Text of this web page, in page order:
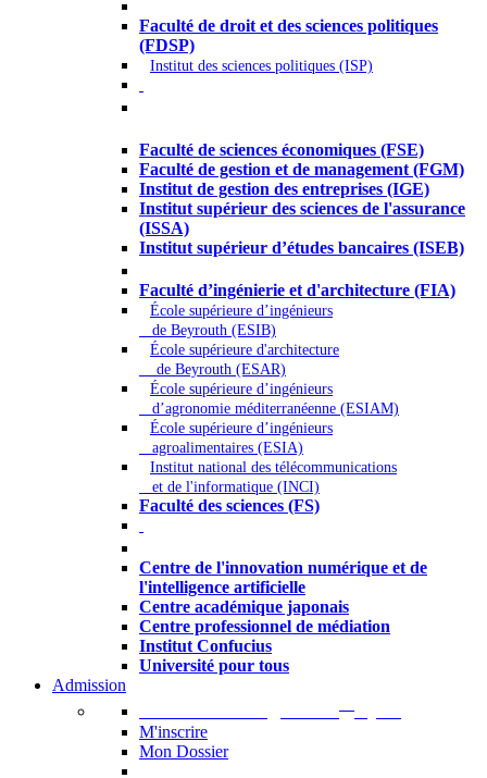
Faculté de droit et des sciences politiques
(FDSP)
Institut des sciences politiques (ISP)
Faculté de sciences économiques (FSE)
Faculté de gestion et de management (FGM)
Institut de gestion des entreprises (IGE)
Institut supérieur des sciences de l'assurance
(ISSA)
Institut supérieur d’études bancaires (ISEB)
Faculté d’ingénierie et d'architecture (FIA)
École supérieure d’ingénieurs
de Beyrouth (ESIB)
École supérieure d'architecture
de Beyrouth (ESAR)
École supérieure d’ingénieurs
d’agronomie méditerranéenne (ESIAM)
École supérieure d’ingénieurs
agroalimentaires (ESIA)
Institut national des télécommunications
et de l'informatique (INCI)
Faculté des sciences (FS)
Centre de l'innovation numérique et de
l'intelligence artificielle
Centre académique japonais
Centre professionnel de médiation
Institut Confucius
Université pour tous
Admission
M'inscrire
Mon Dossier